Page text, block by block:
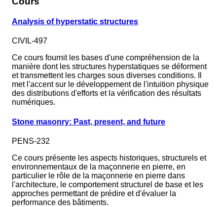
Analysis of hyperstatic structures
CIVIL-497
Ce cours fournit les bases d'une compréhension de la
manière dont les structures hyperstatiques se déforment
et transmettent les charges sous diverses conditions. Il
met l'accent sur le développement de l'intuition physique
des distributions d'efforts et la vérification des résultats
numériques.
Stone masonry: Past, present, and future
PENS-232
Ce cours présente les aspects historiques, structurels et
environnementaux de la maçonnerie en pierre, en
particulier le rôle de la maçonnerie en pierre dans
l'architecture, le comportement structurel de base et les
approches permettant de prédire et d'évaluer la
performance des bâtiments.